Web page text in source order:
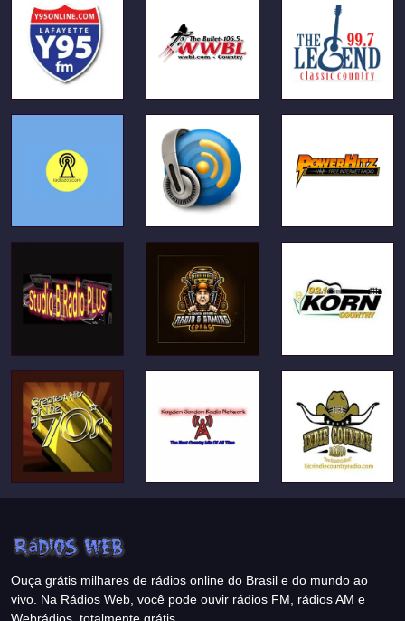
Ouça grátis milhares de rádios online do Brasil e do mundo ao
vivo. Na Rádios Web, você pode ouvir rádios FM, rádios AM e